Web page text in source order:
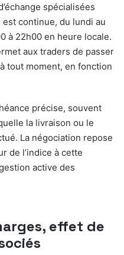
spécialisées
continue, du lundi au
à 22h00 en heure locale.
aux traders de passer
tout moment, en fonction
précise, souvent
la livraison ou le
La négociation repose
de l’indice à cette
active des
effet de